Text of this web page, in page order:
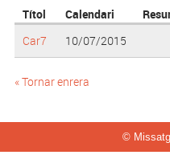
Títol Calendari
Car7
10/07/2015
« Tornar enrera
©